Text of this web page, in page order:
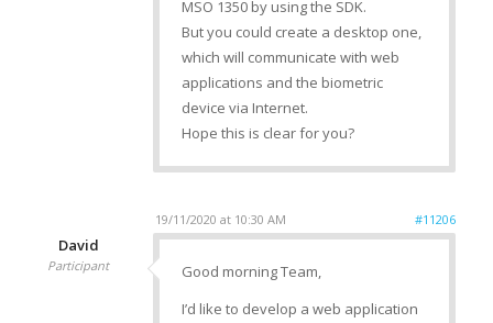
MSO 1350 by using the SDK.
But you could create a desktop one,
which will communicate with web
applications and the biometric
device via Internet.
Hope this is clear for you?
19/11/2020 at 10:30 AM #11206
David
Participant
Good morning Team,
I’d like to develop a web application